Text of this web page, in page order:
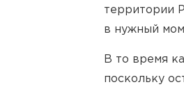
территории
в нужный
В то время
поскольку